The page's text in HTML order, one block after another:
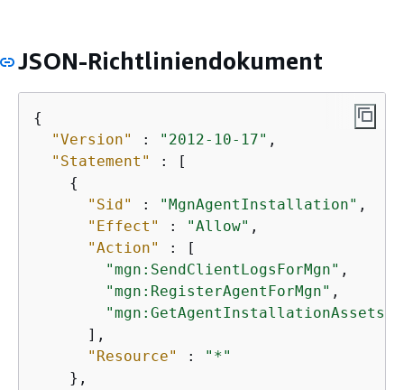
JSON-Richtliniendokument
{
"Version"
: "2012-10-17" ,
"Statement"
: [
{
"Sid"
: "MgnAgentInstallation" ,
"Effect"
: "Allow" ,
"Action"
: [
"mgn:SendClientLogsForMgn" ,
"mgn:RegisterAgentForMgn" ,
      ],
"Resource"
:
"*"
    },